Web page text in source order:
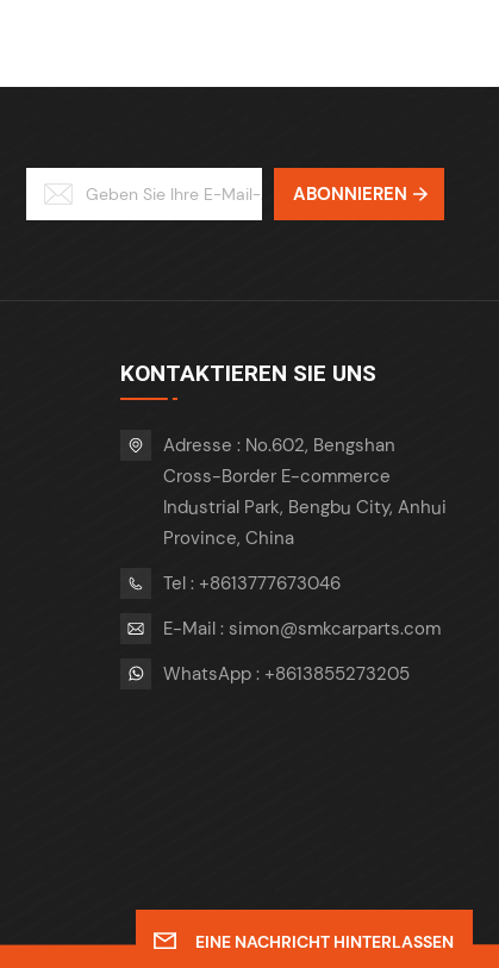
ABONNIEREN
KONTAKTIEREN SIE UNS
Adresse : No.602, Bengshan
Cross-Border E-commerce
Industrial Park, Bengbu City, Anhui
Province, China
Tel : +8613777673046
E-Mail : simon@smkcarparts.com
WhatsApp : +8613855273205
EINE NACHRICHT HINTERLASSEN